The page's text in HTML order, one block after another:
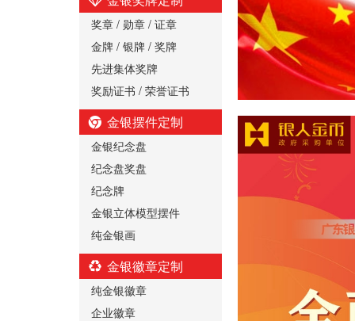
奖章 / 勋章 / 证章
金牌 / 银牌 / 奖牌
先进集体奖牌
奖励证书 / 荣誉证书
金银摆件定制
金银纪念盘
纪念盘奖盘
纪念牌
金银立体模型摆件
纯金银画
金银徽章定制
纯金银徽章
企业徽章